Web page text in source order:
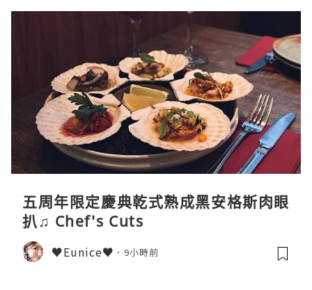
五周年限定慶典乾式熟成黑安格斯肉眼
扒♫ Chef's Cuts
♥Eunice♥ 9小時前